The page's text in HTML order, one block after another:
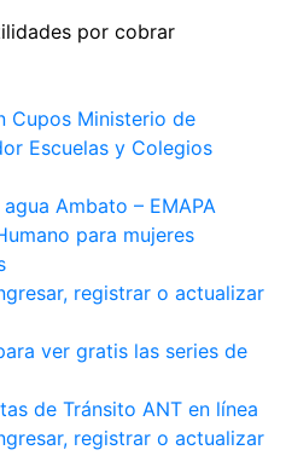
Cupos Ministerio de
Escuelas y Colegios
Ambato – EMAPA
para mujeres
registrar o actualizar
ver gratis las series de
de Tránsito ANT en línea
registrar o actualizar